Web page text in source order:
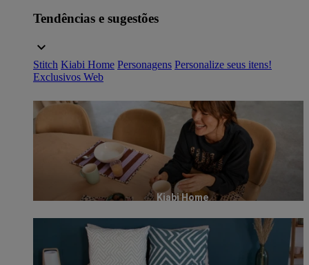
Tendências e sugestões
Stitch Kiabi Home Personagens Personalize seus itens!
Exclusivos Web
Kiabi Home